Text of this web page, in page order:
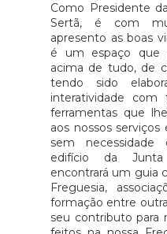
Como Presidente
Sertã, é com
apresento as boas
é um espaço que
acima de tudo, de
tendo sido
interatividade com
ferramentas que
aos nossos
sem
edifício da
encontrará um guia
Freguesia,
formação entre
seu contributo para